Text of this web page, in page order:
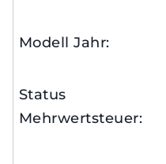
Modell Jahr:
Status
Mehrwertsteuer: